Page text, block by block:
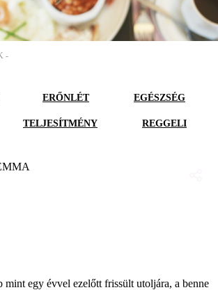
-
ERŐNLÉT EGÉSZSÉG
TELJESÍTMÉNY REGGELI
egy évvel ezelőtt frissült utoljára, a benne